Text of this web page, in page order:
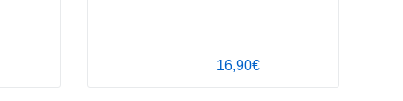
16,90€